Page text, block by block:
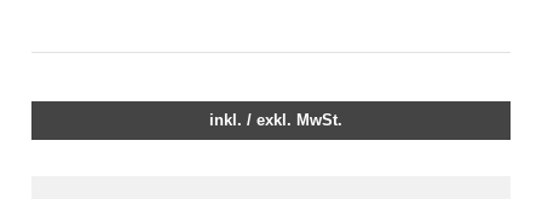
inkl. / exkl. MwSt.